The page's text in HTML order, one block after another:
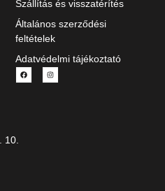
Szállítás és visszatérítés
Általános szerződési
feltételek
Adatvédelmi tájékoztató
10.